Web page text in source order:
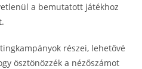
a bemutatott játékhoz
részei, lehetővé
ösztönözzék a nézőszámot